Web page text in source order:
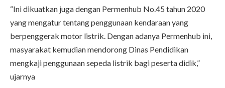
“Ini dikuatkan juga dengan Permenhub No.45 tahun 2020
yang mengatur tentang penggunaan kendaraan yang
berpenggerak motor listrik. Dengan adanya Permenhub ini,
masyarakat kemudian mendorong Dinas Pendidikan
mengkaji penggunaan sepeda listrik bagi peserta didik,”
ujarnya